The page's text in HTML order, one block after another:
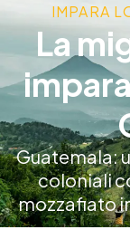
IMPARA
La
Guatemala:
coloniali
mozzafiato